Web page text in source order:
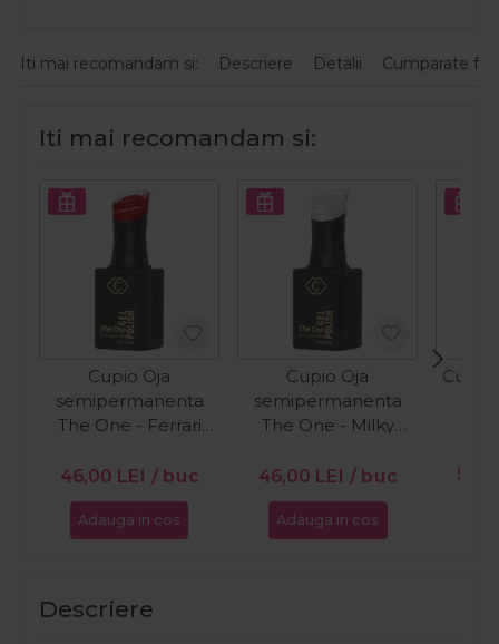
Iti mai recomandam si: Descriere Detalii Cumparate
Iti mai recomandam si:
Cupio Oja
semipermanenta
The One - Ferrari
46,00 LEI / buc
Adauga in cos
Cupio Oja
semipermanenta
The One - Milky
46,00 LEI / buc
Adauga in cos
Cupio
Descriere